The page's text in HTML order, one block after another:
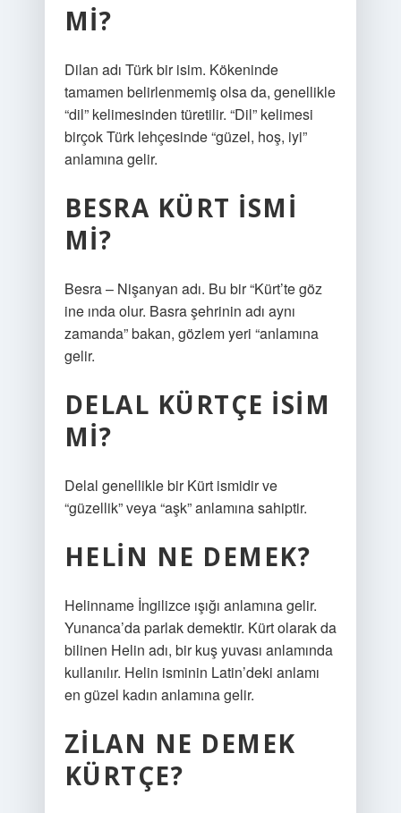
MI?
Dilan adı Türk bir isim. Kökeninde
tamamen belirlenmemiş olsa da, genellikle
“dil” kelimesinden türetilir. “Dil” kelimesi
birçok Türk lehçesinde “güzel, hoş, iyi”
anlamına gelir.
BESRA KÜRT ISMI
MI?
Besra – Nişanyan adı. Bu bir “Kürt’te göz
ine ında olur. Basra şehrinin adı aynı
zamanda” bakan, gözlem yeri “anlamına
gelir.
DELAL KÜRTÇE ISIM
MI?
Delal genellikle bir Kürt ismidir ve
“güzellik” veya “aşk” anlamına sahiptir.
HELIN NE DEMEK?
Helinname İngilizce ışığı anlamına gelir.
Yunanca’da parlak demektir. Kürt olarak da
bilinen Helin adı, bir kuş yuvası anlamında
kullanılır. Helin isminin Latin’deki anlamı
en güzel kadın anlamına gelir.
ZILAN NE DEMEK
KÜRTÇE?